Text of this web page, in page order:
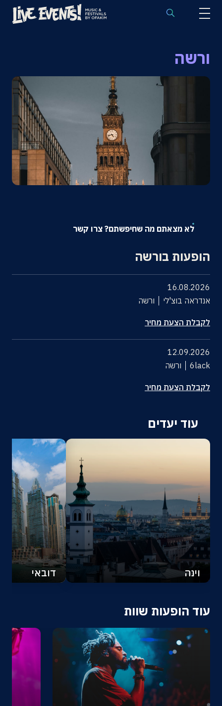
הופעות לפי אמנים
חבילות נבחרות
אירועי ספורט באירופה
אודות
צרו קשר
ורשה
לא מצאתם מה שחיפשתם? צרו קשר
הופעות בורשה
16.08.2026
אנדראה בוצ'לי
ורשה
לקבלת הצעת מחיר
12.09.2026
6lack
ורשה
לקבלת הצעת מחיר
עוד יעדים
וינה דובאי
עוד הופעות שוות